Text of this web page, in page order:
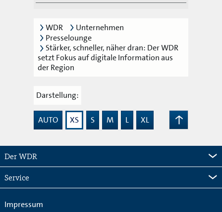
WDR
Unternehmen
Presselounge
Stärker, schneller, näher dran: Der WDR
setzt Fokus auf digitale Information aus
der Region
Darstellung:
AUTO XS S M L
XL
Zum
Der WDR
Service
Impressum